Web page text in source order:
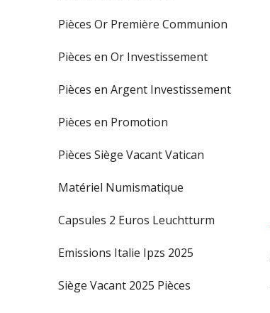
Pièces Or Première Communion
Pièces en Or Investissement
Pièces en Argent Investissement
Pièces en Promotion
Pièces Siège Vacant Vatican
Matériel Numismatique
Capsules 2 Euros Leuchtturm
Emissions Italie Ipzs 2025
Siège Vacant 2025 Pièces